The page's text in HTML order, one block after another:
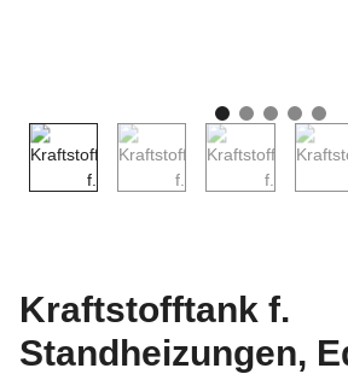
Kraftstofftank f.
Standheizungen,